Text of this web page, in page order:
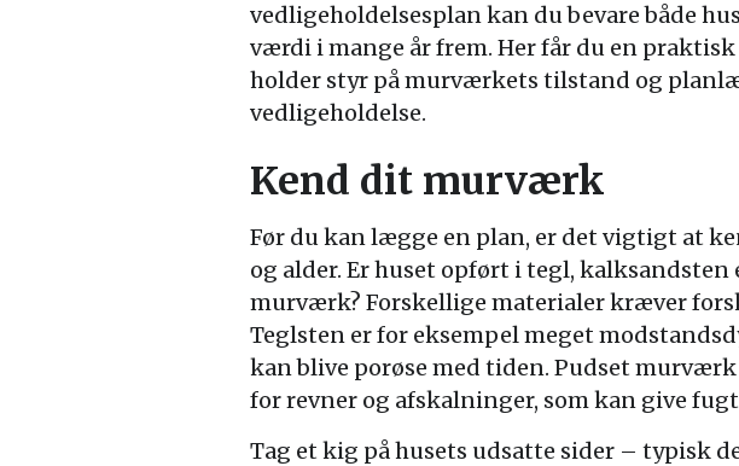
vedligeholdelsesplan kan du bevare både
værdi i mange år frem. Her får du en
holder styr på murværkets tilstand og
vedligeholdelse.
Kend dit murværk
Før du kan lægge en plan, er det vigtigt at
og alder. Er huset opført i tegl, kalksandsten
murværk? Forskellige materialer kræver
Teglsten er for eksempel meget
kan blive porøse med tiden. Pudset
for revner og afskalninger, som kan give
Tag et kig på husets udsatte sider – typisk